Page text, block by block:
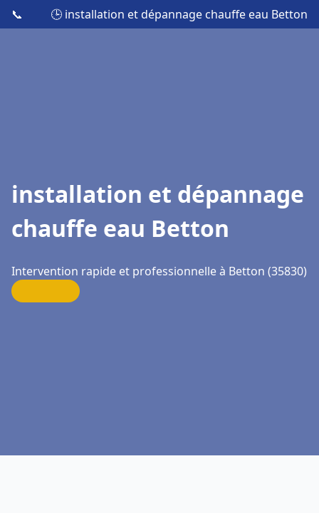
📞 🕒 installation et dépannage chauffe eau Betton
installation et dépannage
chauffe eau Betton
Intervention rapide et professionnelle à Betton (35830)